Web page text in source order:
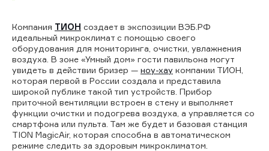
Компания ТИОН создает в экспозиции ВЭБ.РФ
идеальный микроклимат с помощью своего
оборудования для мониторинга, очистки, увлажнения
воздуха. В зоне «Умный дом» гости павильона могут
увидеть в действии бризер — ноу-хау компании ТИОН,
которая первой в России создала и представила
широкой публике такой тип устройств. Прибор
приточной вентиляции встроен в стену и выполняет
функции очистки и подогрева воздуха, а управляется со
смартфона или пульта. Там же будет и базовая станция
TION MagicAir, которая способна в автоматическом
режиме следить за здоровым микроклиматом.